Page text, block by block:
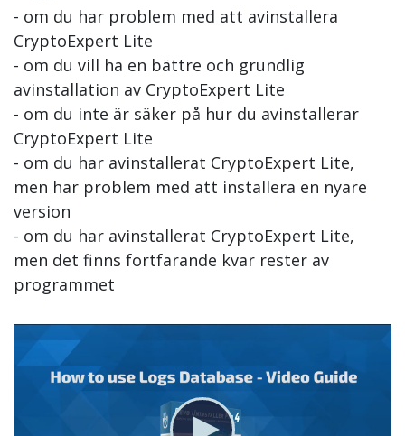
- om du har problem med att avinstallera
CryptoExpert Lite
- om du vill ha en bättre och grundlig
avinstallation av CryptoExpert Lite
- om du inte är säker på hur du avinstallerar
CryptoExpert Lite
- om du har avinstallerat CryptoExpert Lite,
men har problem med att installera en nyare
version
- om du har avinstallerat CryptoExpert Lite,
men det finns fortfarande kvar rester av
programmet